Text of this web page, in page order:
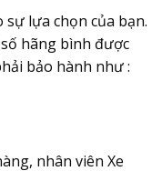
lựa chọn của bạn.
hãng bình được
bảo hành như :
nhân viên Xe